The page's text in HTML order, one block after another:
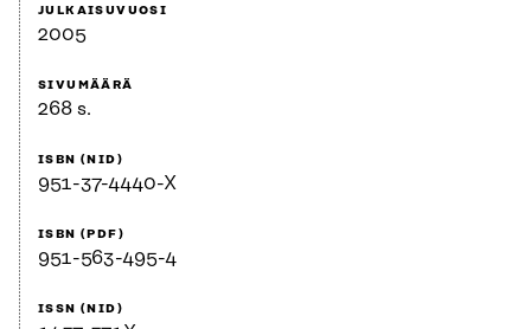
JULKAISUVUOSI
2005
SIVUMÄÄRÄ
268 s.
ISBN (NID)
951-37-4440-X
ISBN (PDF)
951-563-495-4
ISSN (NID)